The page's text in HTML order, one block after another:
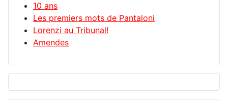
10 ans
Les premiers mots de Pantaloni
Lorenzi au Tribunal!
Amendes